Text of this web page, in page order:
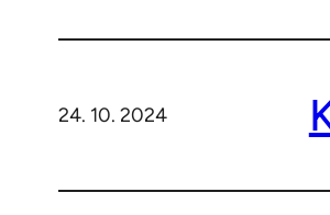
24. 10. 2024